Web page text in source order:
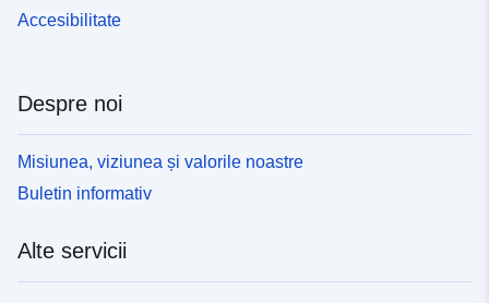
Accesibilitate
Despre noi
Misiunea, viziunea și valorile noastre
Buletin informativ
Alte servicii